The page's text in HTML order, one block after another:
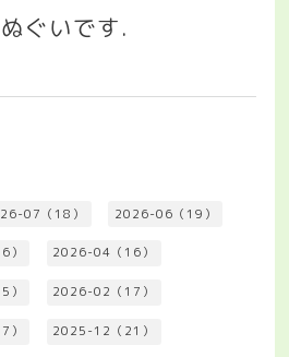
ぐいです.
07（18） 2026-06（19）
2026-04（16）
2026-02（17）
2025-12（21）